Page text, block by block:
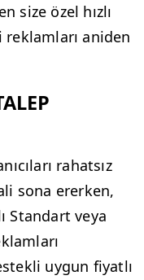
size özel hızlı
aniden
rahatsız
sona ererken,
Standart veya
uygun fiyatlı